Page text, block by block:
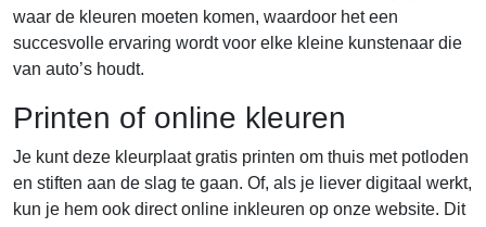
waar de kleuren moeten komen, waardoor het een
succesvolle ervaring wordt voor elke kleine kunstenaar die
van auto’s houdt.
Printen of online kleuren
Je kunt deze kleurplaat gratis printen om thuis met potloden
en stiften aan de slag te gaan. Of, als je liever digitaal werkt,
kun je hem ook direct online inkleuren op onze website. Dit